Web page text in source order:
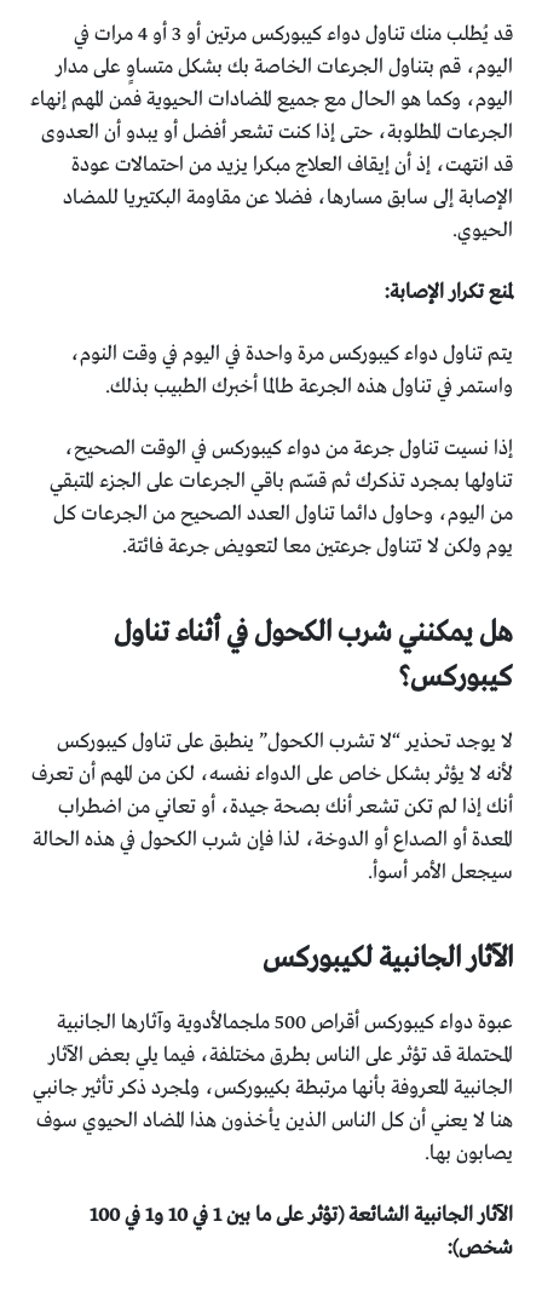
قد يُطلب منك تناول دواء كيبوركس مرتين أو 3 أو 4 مرات في
اليوم، قم بتناول الجرعات الخاصة بك بشكل متساوٍ على مدار
اليوم، وكما هو الحال مع جميع المضادات الحيوية فمن المهم إنهاء
الجرعات المطلوبة، حتى إذا كنت تشعر أفضل أو يبدو أن العدوى
قد انتهت، إذ أن إيقاف العلاج مبكرا يزيد من احتمالات عودة
الإصابة إلى سابق مسارها، فضلا عن مقاومة البكتيريا للمضاد
الحيوي.
لمنع تكرار الإصابة:
يتم تناول دواء كيبوركس مرة واحدة في اليوم في وقت النوم،
واستمر في تناول هذه الجرعة طالما أخبرك الطبيب بذلك.
إذا نسيت تناول جرعة من دواء كيبوركس في الوقت الصحيح،
تناولها بمجرد تذكرك ثم قسّم باقي الجرعات على الجزء المتبقي
من اليوم، وحاول دائما تناول العدد الصحيح من الجرعات كل
يوم ولكن لا تتناول جرعتين معا لتعويض جرعة فائتة.
هل يمكنني شرب الكحول في أثناء تناول
كيبوركس؟
لا يوجد تحذير “لا تشرب الكحول” ينطبق على تناول كيبوركس
لأنه لا يؤثر بشكل خاص على الدواء نفسه، لكن من المهم أن تعرف
أنك إذا لم تكن تشعر أنك بصحة جيدة، أو تعاني من اضطراب
المعدة أو الصداع أو الدوخة، لذا فإن شرب الكحول في هذه الحالة
سيجعل الأمر أسوأ.
الآثار الجانبية لكيبوركس
عبوة دواء كيبوركس أقراص 500 ملجمالأدوية وآثارها الجانبية
المحتملة قد تؤثر على الناس بطرق مختلفة، فيما يلي بعض الآثار
الجانبية المعروفة بأنها مرتبطة بكيبوركس، ولمجرد ذكر تأثير جانبي
هنا لا يعني أن كل الناس الذين يأخذون هذا المضاد الحيوي سوف
يصابون بها.
الآثار الجانبية الشائعة (تؤثر على ما بين 1 في 10 و1 في 100
شخص):